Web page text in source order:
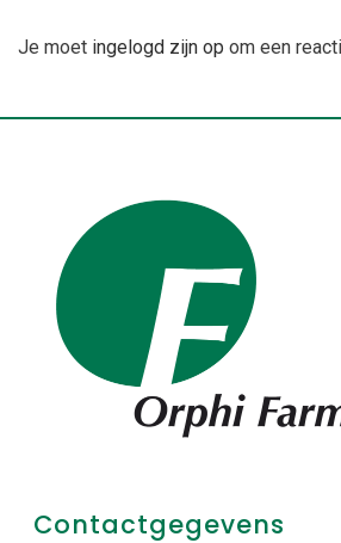
Je moet ingelogd zijn op om een
Contactgegevens